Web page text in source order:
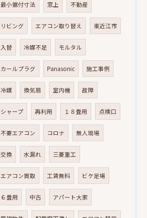
最小据付寸法 窓上 不動産
リビング エアコン取り替え 東近江市
入替 冷媒不足 モルタル
カールプラグ Panasonic 施工事例
冷媒 換気扇 室内機 故障
シャープ 再利用 １８畳用 点検口
不要エアコン コロナ 無人現場
交換 水漏れ 三菱重工
エアコン買取 工賃無料 ビケ足場
６畳用 中古 アパート大家